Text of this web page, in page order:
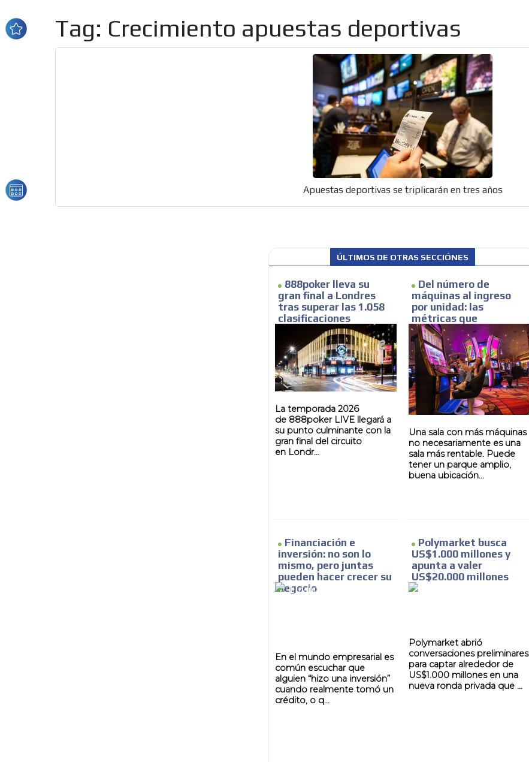
Tag: Crecimiento apuestas deportivas
Apuestas deportivas se triplicarán en tres años
ÚLTIMOS DE OTRAS SECCIÓNES
888poker lleva su
gran final a Londres
tras superar las 1.058
clasificaciones
La temporada 2026
de 888poker LIVE llegará a
su punto culminante con la
gran final del circuito
en Londr...
Del número de
máquinas al ingreso
por unidad: las
métricas que
realmente describen
una sala
Una sala con más máquinas
no necesariamente es una
sala más rentable. Puede
tener un parque amplio,
buena ubicación...
Financiación e
inversión: no son lo
mismo, pero juntas
pueden hacer crecer su
negocio
En el mundo empresarial es
común escuchar que
alguien “hizo una inversión”
cuando realmente tomó un
crédito, o q...
Polymarket busca
US$1.000 millones y
apunta a valer
US$20.000 millones
Polymarket abrió
conversaciones preliminares
para captar alrededor de
US$1.000 millones en una
nueva ronda privada que ...